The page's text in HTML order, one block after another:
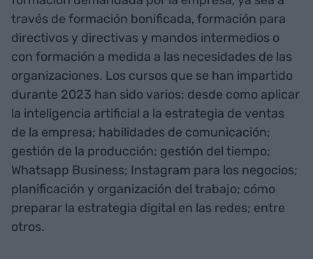
través de formación bonificada, formación para
directivos y directivas y mandos intermedios o
con formación a medida a las necesidades de las
organizaciones. Los cursos que se han impartido
durante 2023 han sido varios: desde como aplicar
la inteligencia artificial a la estrategia de ventas
de la empresa; habilidades de comunicación;
gestión de la producción; gestión del tiempo;
Whatsapp Business; Instagram para los negocios;
planificación y organización del trabajo; cómo
preparar la estrategia digital en las redes; entre
otros.